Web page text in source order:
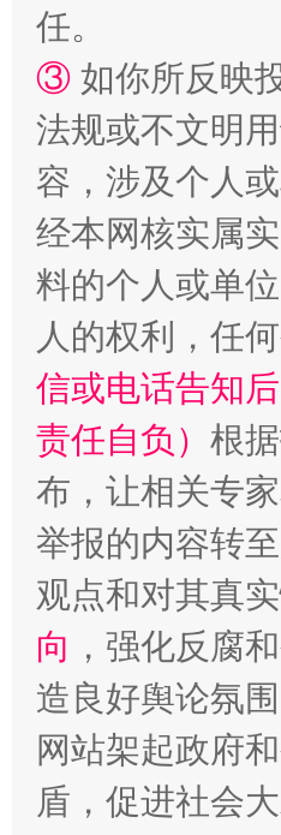
任。
③ 如你所反映
法规或不文明
容，涉及个人
经本网核实属
料的个人或单
人的权利，任
信或电话告知
责任自负） 根
布，让相关专
举报的内容转
观点和对其真实
向 ，强化反腐
造良好舆论氛
网站架起政府
盾，促进社会